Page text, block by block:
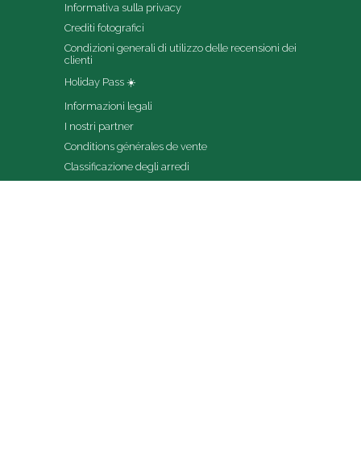
Informativa sulla privacy
Crediti fotografici
Condizioni generali di utilizzo delle recensioni dei
clienti
Holiday Pass ☀️
Informazioni legali
I nostri partner
Conditions générales de vente
Classificazione degli arredi